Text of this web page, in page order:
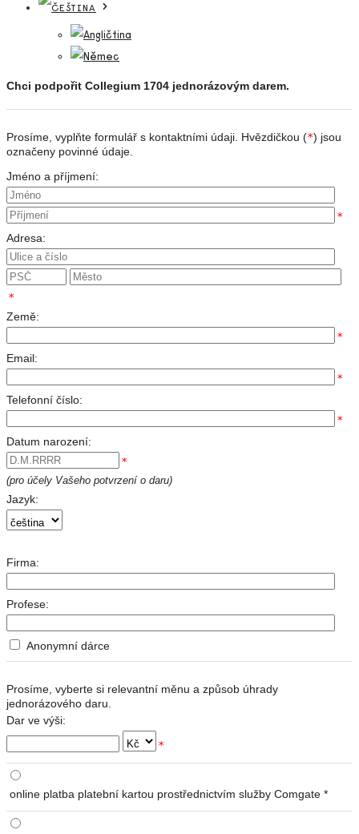
Chci podpořit Collegium 1704 jednorázovým darem.
Prosíme, vyplňte formulář s kontaktními údaji. Hvězdičkou (*) jsou
označeny povinné údaje.
Jméno a příjmení:
*
Adresa:
*
Země:
*
Email:
*
Telefonní číslo:
*
Datum narození:
*
(pro účely Vašeho potvrzení o daru)
Jazyk:
Firma:
Profese:
Anonymní dárce
Prosíme, vyberte si relevantní měnu a způsob úhrady
jednorázového daru.
Dar ve výši:
*
online platba platební kartou prostřednictvím služby Comgate *